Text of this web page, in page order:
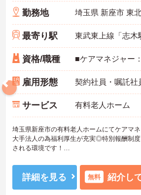
勤務地 埼玉県 新座市 東
最寄り駅
資格/職種
雇用形態 契約社員・嘱託社
サービス 有料老人ホーム
埼玉県新座市の有料老人ホームにてケアマネ
大手法人の為福利厚生が充実◎特別報酬制
される環境です！
ご興味のある方には、面接対策ポイントなど
しますので、お気軽にご相談ください。
詳細を見る 無料 紹介し